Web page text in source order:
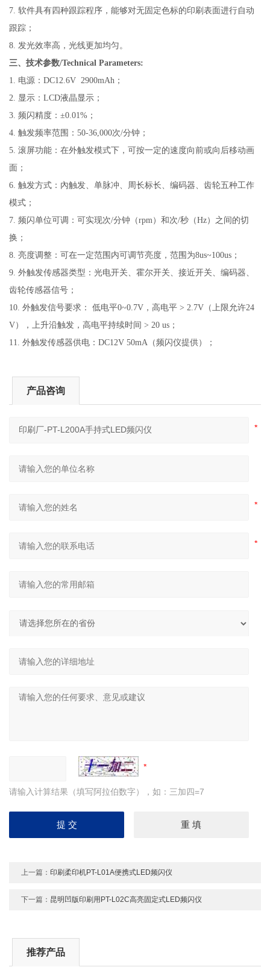
7. 软件具有四种跟踪程序，能够对无固定色标的印刷表面进行自动
跟踪；
8. 发光效率高，光线更加均匀。
三、技术参数/Technical Parameters:
1. 电源：DC12.6V 2900mAh；
2. 显示：LCD液晶显示；
3. 频闪精度：±0.01%；
4. 触发频率范围：50-36,000次/分钟；
5. 滚屏功能：在外触发模式下，可按一定的速度向前或向后移动画
面；
6. 触发方式：內触发、单脉冲、周长标长、编码器、齿轮五种工作
模式；
7. 频闪单位可调：可实现次/分钟（rpm）和次/秒（Hz）之间的切
换；
8. 亮度调整：可在一定范围内可调节亮度，范围为8us~100us；
9. 外触发传感器类型：光电开关、霍尔开关、接近开关、编码器、
齿轮传感器信号；
10. 外触发信号要求： 低电平0~0.7V，高电平 > 2.7V（上限允许24
V），上升沿触发，高电平持续时间 > 20 us；
11. 外触发传感器供电：DC12V 50mA（频闪仪提供）；
产品咨询
请输入计算结果（填写阿拉伯数字），如：三加四=7
上一篇：印刷柔印机PT-L01A便携式LED频闪仪
下一篇： 昆明凹版印刷用PT-L02C高亮固定式LED频闪仪
推荐产品